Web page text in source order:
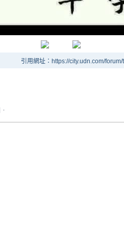
引用網址：https://city.udn.com/
·